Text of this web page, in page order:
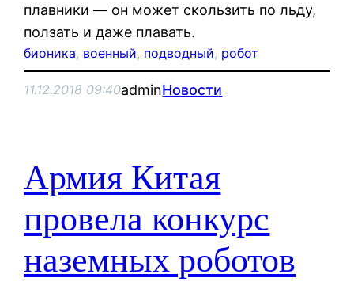
плавники — он может скользить по льду,
ползать и даже плавать.
бионика, военный, подводный, робот
11.12.2018 09:40adminНовости
Армия Китая
провела конкурс
наземных роботов